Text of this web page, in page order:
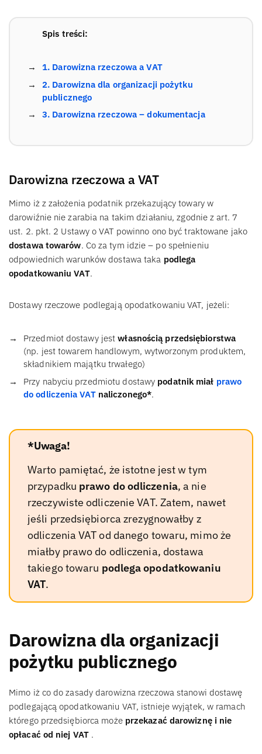
Spis treści:
1. Darowizna rzeczowa a VAT
2. Darowizna dla organizacji pożytku
publicznego
3. Darowizna rzeczowa – dokumentacja
Darowizna rzeczowa a VAT
Mimo iż z założenia podatnik przekazujący towary w
darowiźnie nie zarabia na takim działaniu, zgodnie z art. 7
ust. 2. pkt. 2 Ustawy o VAT powinno ono być traktowane jako
dostawa towarów. Co za tym idzie – po spełnieniu
odpowiednich warunków dostawa taka podlega
opodatkowaniu VAT.
Dostawy rzeczowe podlegają opodatkowaniu VAT, jeżeli:
Przedmiot dostawy jestwłasnością przedsiębiorstwa
(np. jest towarem handlowym, wytworzonym produktem,
składnikiem majątku trwałego)
Przy nabyciu przedmiotu dostawy podatnik miał prawo
do odliczenia VATnaliczonego*.
*Uwaga!
Warto pamiętać, że istotne jest w tym
przypadku prawo do odliczenia, a nie
rzeczywiste odliczenie VAT. Zatem, nawet
jeśli przedsiębiorca zrezygnowałby z
odliczenia VAT od danego towaru, mimo że
miałby prawo do odliczenia, dostawa
takiego towaru podlega opodatkowaniu
VAT.
Darowizna dla organizacji
pożytku publicznego
Mimo iż co do zasady darowizna rzeczowa stanowi dostawę
podlegającą opodatkowaniu VAT, istnieje wyjątek, w ramach
którego przedsiębiorca może przekazać darowiznę i nie
opłacać od niej VAT.